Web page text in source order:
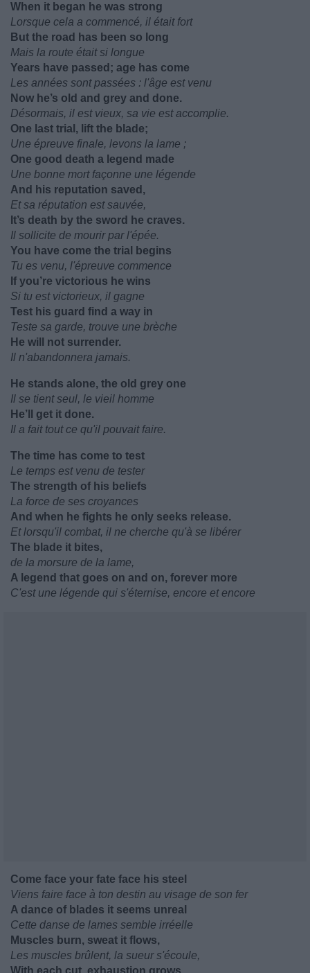
When it began he was strong
Lorsque cela a commencé, il était fort
But the road has been so long
Mais la route était si longue
Years have passed; age has come
Les années sont passées : l'âge est venu
Now he’s old and grey and done.
Désormais, il est vieux, sa vie est accomplie.
One last trial, lift the blade;
Une épreuve finale, levons la lame ;
One good death a legend made
Une bonne mort façonne une légende
And his reputation saved,
Et sa réputation est sauvée,
It’s death by the sword he craves.
Il sollicite de mourir par l'épée.
You have come the trial begins
Tu es venu, l'épreuve commence
If you’re victorious he wins
Si tu est victorieux, il gagne
Test his guard find a way in
Teste sa garde, trouve une brèche
He will not surrender.
Il n'abandonnera jamais.
He stands alone, the old grey one
Il se tient seul, le vieil homme
He’ll get it done.
Il a fait tout ce qu'il pouvait faire.
The time has come to test
Le temps est venu de tester
The strength of his beliefs
La force de ses croyances
And when he fights he only seeks release.
Et lorsqu'il combat, il ne cherche qu'à se libérer
The blade it bites,
de la morsure de la lame,
A legend that goes on and on, forever more
C'est une légende qui s'éternise, encore et encore
Come face your fate face his steel
Viens faire face à ton destin au visage de son fer
A dance of blades it seems unreal
Cette danse de lames semble irréelle
Muscles burn, sweat it flows,
Les muscles brûlent, la sueur s'écoule,
With each cut, exhaustion grows.